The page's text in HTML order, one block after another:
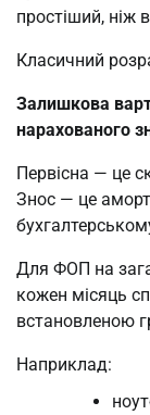
простіший, ніж
Класичний
Залишкова
нарахованого
Первісна — це
Знос — це
Для ФОП на
кожен місяць
встановленою
Наприклад: